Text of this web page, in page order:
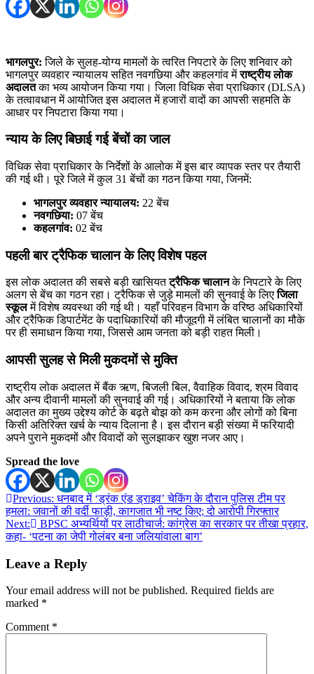
भागलपुर: जिले के सुलह-योग्य मामलों के त्वरित निपटारे के लिए शनिवार को
भागलपुर व्यवहार न्यायालय सहित नवगछिया और कहलगांव मेंराष्ट्रीय लोक
अदालतका भव्य आयोजन किया गया। जिला विधिक सेवा प्राधिकार (DLSA)
के तत्वावधान में आयोजित इस अदालत में हजारों वादों का आपसी सहमति के
आधार पर निपटारा किया गया।
न्याय के लिए बिछाई गई बेंचों का जाल
विधिक सेवा प्राधिकार के निर्देशों के आलोक में इस बार व्यापक स्तर पर तैयारी
की गई थी। पूरे जिले में कुल 31 बेंचों का गठन किया गया, जिनमें:
भागलपुर व्यवहार न्यायालय: 22 बेंच
नवगछिया: 07 बेंच
कहलगांव: 02 बेंच
पहली बार ट्रैफिक चालान के लिए विशेष पहल
इस लोक अदालत की सबसे बड़ी खासियतट्रैफिक चालानके निपटारे के लिए
अलग से बेंच का गठन रहा। ट्रैफिक से जुड़े मामलों की सुनवाई के लिएजिला
स्कूलमें विशेष व्यवस्था की गई थी। यहाँ परिवहन विभाग के वरिष्ठ अधिकारियों
और ट्रैफिक डिपार्टमेंट के पदाधिकारियों की मौजूदगी में लंबित चालानों का मौके
पर ही समाधान किया गया, जिससे आम जनता को बड़ी राहत मिली।
आपसी सुलह से मिली मुकदमों से मुक्ति
राष्ट्रीय लोक अदालत में बैंक ऋण, बिजली बिल, वैवाहिक विवाद, श्रम विवाद
और अन्य दीवानी मामलों की सुनवाई की गई। अधिकारियों ने बताया कि लोक
अदालत का मुख्य उद्देश्य कोर्ट के बढ़ते बोझ को कम करना और लोगों को बिना
किसी अतिरिक्त खर्च के न्याय दिलाना है। इस दौरान बड़ी संख्या में फरियादी
अपने पुराने मुकदमों और विवादों को सुलझाकर खुश नजर आए।
Spread the love
Post
navigation
Previous: धनबाद में ‘ड्रंक एंड ड्राइव’ चेकिंग के दौरान पुलिस टीम पर
हमला: जवानों की वर्दी फाड़ी, कागजात भी नष्ट किए; दो आरोपी गिरफ्तार
Next:
BPSC अभ्यर्थियों पर लाठीचार्ज: कांग्रेस का सरकार पर तीखा प्रहार,
कहा- ‘पटना का जेपी गोलंबर बना जलियांवाला बाग’
Leave a Reply
Your email address will not be published. Required fields are
marked *
Comment *